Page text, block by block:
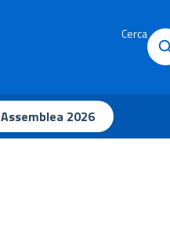
Cerca
Assemblea 2026